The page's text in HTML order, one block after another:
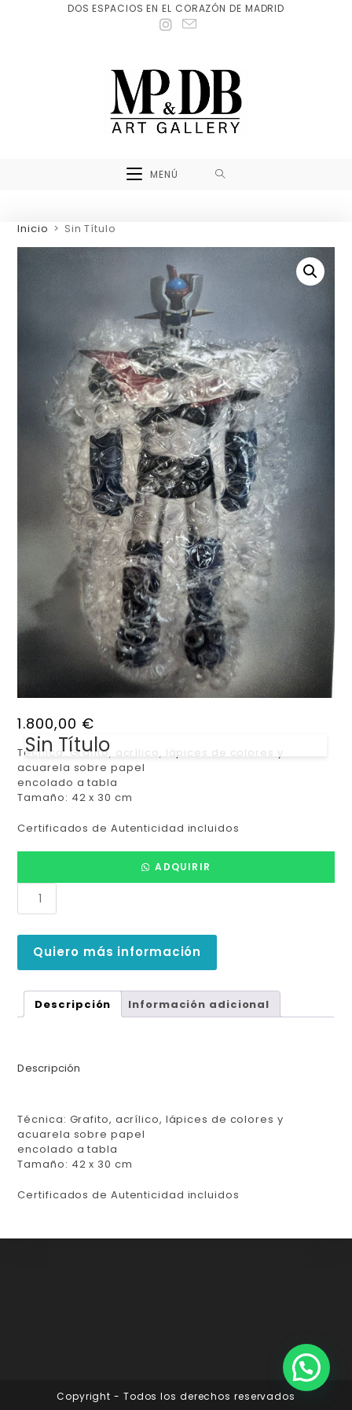
DOS ESPACIOS EN EL CORAZÓN DE MADRID
MENÚ
Inicio > Sin Título
Sin Título
1.800,00 €
Técnica: Grafito, acrílico, lápices de colores y
acuarela sobre papel
encolado a tabla
Tamaño: 42 x 30 cm
Certificados de Autenticidad incluidos
ADQUIRIR
Quiero más información
Descripción Información adicional
Descripción
Técnica: Grafito, acrílico, lápices de colores y
acuarela sobre papel
encolado a tabla
Tamaño: 42 x 30 cm
Certificados de Autenticidad incluidos
Copyright - Todos los derechos reservados